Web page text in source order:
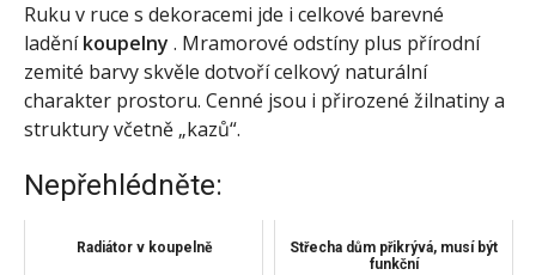
Ruku v ruce s dekoracemi jde i celkové barevné
laděníkoupelny . Mramorové odstíny plus přírodní
zemité barvy skvěle dotvoří celkový naturální
charakter prostoru. Cenné jsou i přirozené žilnatiny a
struktury včetně „kazů“.
Nepřehlédněte:
Radiátor v koupelně
Střecha dům přikrývá, musí být
funkční